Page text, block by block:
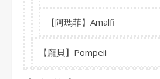
【阿瑪菲】Amalfi
【龐貝】Pompeii